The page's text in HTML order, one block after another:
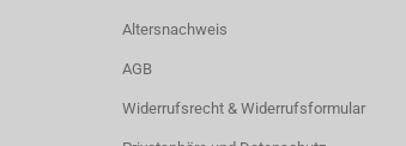
Altersnachweis
AGB
Widerrufsrecht & Widerrufsformular